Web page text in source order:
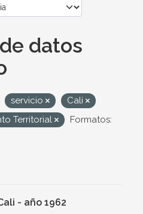
datos
servicio
Cali
Territorial
Formatos:
- año 1962